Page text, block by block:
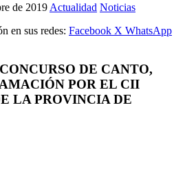
de 2019 Actualidad Noticias
en sus redes: Facebook X WhatsApp
DE CANTO,
POR EL CII
LA PROVINCIA DE